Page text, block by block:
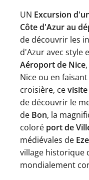
UN Excursion
Côte d'Azur au
de découvrir les
d'Azur avec style
Aéroport de Nice
Nice ou en
croisière, ce
de découvrir le
de Bon, la
coloré port de
médiévales de Eze
village historique
mondialement